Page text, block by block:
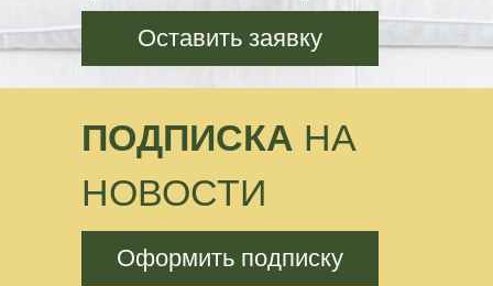
Оставить заявку
ПОДПИСКА НА
НОВОСТИ
Оформить подписку